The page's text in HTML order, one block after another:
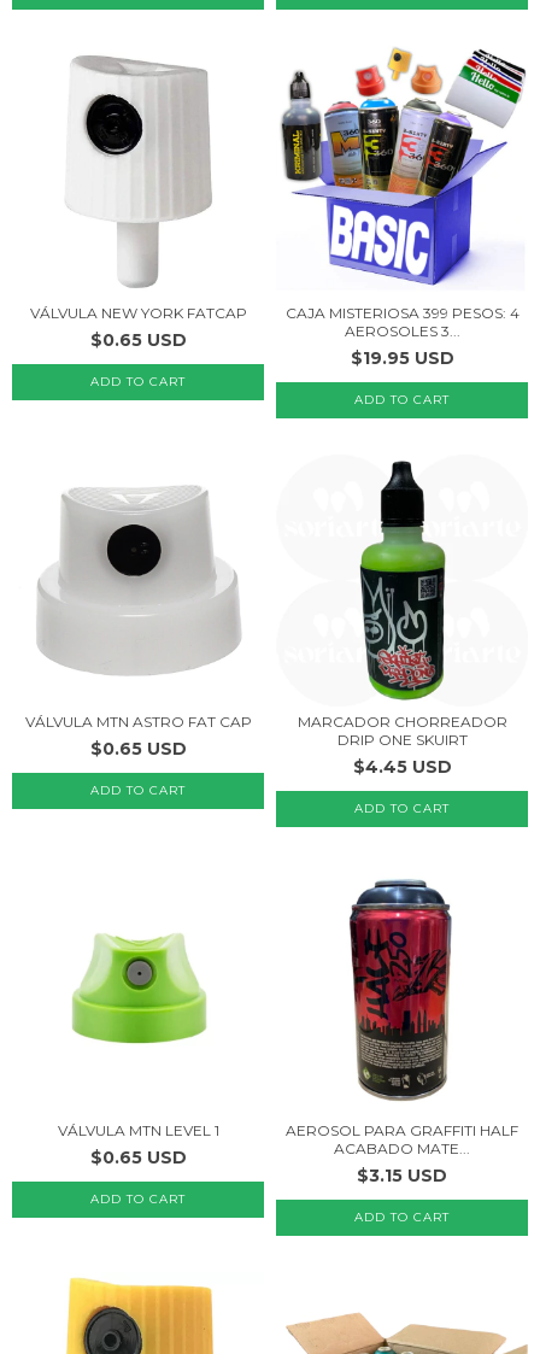
VÁLVULA NEW YORK FATCAP
$0.65 USD
CAJA MISTERIOSA 399 PESOS: 4
AEROSOLES 3...
$19.95 USD
VÁLVULA MTN ASTRO FAT CAP
$0.65 USD
MARCADOR CHORREADOR
DRIP ONE SKUIRT
$4.45 USD
ADD TO CART
VÁLVULA MTN LEVEL 1
$0.65 USD
AEROSOL PARA GRAFFITI HALF
ACABADO MATE...
$3.15 USD
ADD TO CART